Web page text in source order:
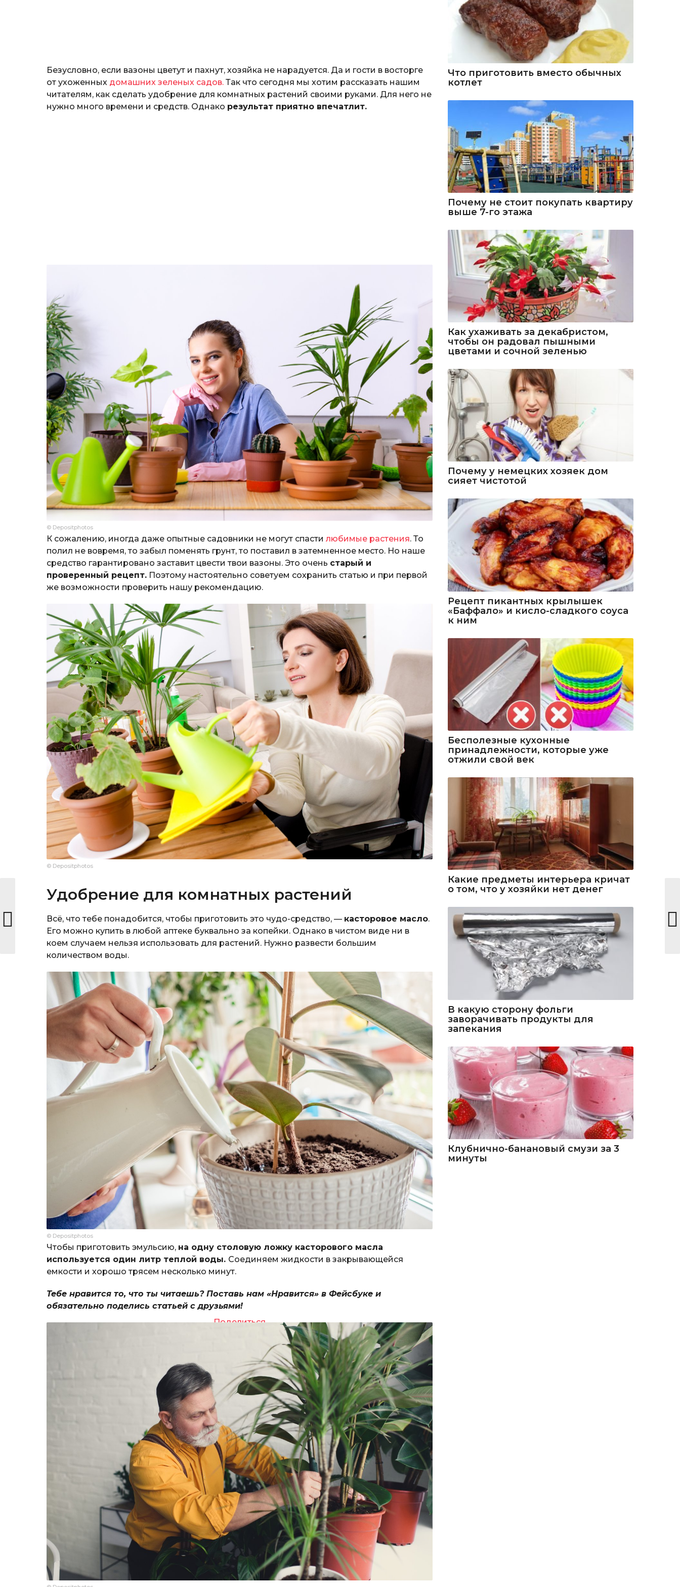
Безусловно, если вазоны цветут и пахнут, хозяйка не нарадуется. Да и гости в восторге
от ухоженных домашних зеленых садов. Так что сегодня мы хотим рассказать нашим
читателям, как сделать удобрение для комнатных растений своими руками. Для него не
нужно много времени и средств. Однако результат приятно впечатлит.
© Depositphotos
К сожалению, иногда даже опытные садовники не могут спасти любимые растения. То
полил не вовремя, то забыл поменять грунт, то поставил в затемненное место. Но наше
средство гарантировано заставит цвести твои вазоны. Это очень старый и
проверенный рецепт. Поэтому настоятельно советуем сохранить статью и при первой
же возможности проверить нашу рекомендацию.
© Depositphotos
Удобрение для комнатных растений
Всё, что тебе понадобится, чтобы приготовить это чудо-средство, — касторовое масло.
Его можно купить в любой аптеке буквально за копейки. Однако в чистом виде ни в
коем случаем нельзя использовать для растений. Нужно развести большим
количеством воды.
© Depositphotos
Чтобы приготовить эмульсию, на одну столовую ложку касторового масла
используется один литр теплой воды. Соединяем жидкости в закрывающейся
емкости и хорошо трясем несколько минут.
Тебе нравится то, что ты читаешь? Поставь нам «Нравится» в Фейсбуке и
обязательно поделись статьей с друзьями!
Поделиться
Что приготовить вместо обычных
котлет
Почему не стоит покупать квартиру
выше 7-го этажа
Как ухаживать за декабристом,
чтобы он радовал пышными
цветами и сочной зеленью
Почему у немецких хозяек дом
сияет чистотой
Рецепт пикантных крылышек
«Баффало» и кисло-сладкого соуса
к ним
Бесполезные кухонные
принадлежности, которые уже
отжили свой век
Какие предметы интерьера кричат
о том, что у хозяйки нет денег
В какую сторону фольги
заворачивать продукты для
запекания
Клубнично-банановый смузи за 3
минуты